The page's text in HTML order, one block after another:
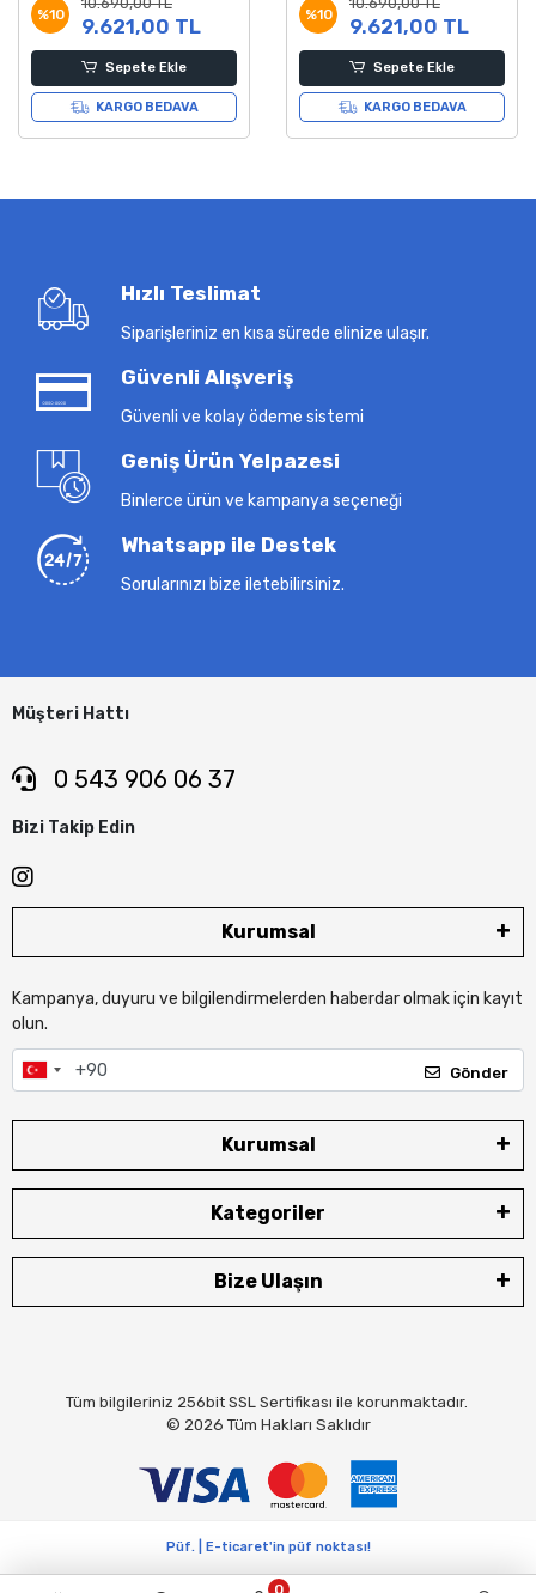
%10
9.621,00 TL
Sepete Ekle
KARGO BEDAVA
%10
9.621,00 TL
Sepete Ekle
KARGO BEDAVA
Hızlı Teslimat
Siparişleriniz en kısa sürede elinize ulaşır.
Güvenli Alışveriş
Güvenli ve kolay ödeme sistemi
Geniş Ürün Yelpazesi
Binlerce ürün ve kampanya seçeneği
Whatsapp ile Destek
Sorularınızı bize iletebilirsiniz.
Müşteri Hattı
0 543 906 06 37
Bizi Takip Edin
Kurumsal
Kampanya, duyuru ve bilgilendirmelerden haberdar olmak için kayıt
olun.
Gönder
Kurumsal
Kategoriler
Bize Ulaşın
Tüm bilgileriniz 256bit SSL Sertifikası ile korunmaktadır.
© 2026 Tüm Hakları Saklıdır
0
Püf. | E-ticaret'in püf noktası!